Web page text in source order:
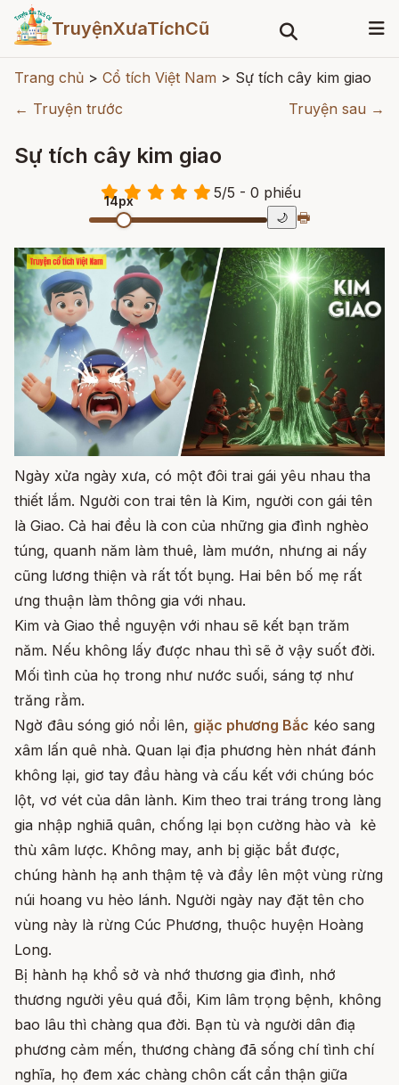
TruyệnXưaTíchCũ
Trang chủ > Cổ tích Việt Nam > Sự tích cây kim giao
← Truyện trước
Truyện sau →
Sự tích cây kim giao
5/5 - 0 phiếu
14px
🌙 🖶
Ngày xửa ngày xưa, có một đôi trai gái yêu nhau tha
thiết lắm. Người con trai tên là Kim, người con gái tên
là Giao. Cả hai đều là con của những gia đình nghèo
túng, quanh năm làm thuê, làm mướn, nhưng ai nấy
cũng lương thiện và rất tốt bụng. Hai bên bố mẹ rất
ưng thuận làm thông gia với nhau.
Kim và Giao thề nguyện với nhau sẽ kết bạn trăm
năm. Nếu không lấy được nhau thì sẽ ở vậy suốt đời.
Mối tình của họ trong như nước suối, sáng tợ như
trăng rằm.
Ngờ đâu sóng gió nổi lên, giặc phương Bắc kéo sang
xâm lấn quê nhà. Quan lại địa phương hèn nhát đánh
không lại, giơ tay đầu hàng và cấu kết với chúng bóc
lột, vơ vét của dân lành. Kim theo trai tráng trong làng
gia nhập nghiã quân, chống lại bọn cường hào và kẻ
thù xâm lược. Không may, anh bị giặc bắt được,
chúng hành hạ anh thậm tệ và đầy lên một vùng rừng
núi hoang vu hẻo lánh. Người ngày nay đặt tên cho
vùng này là rừng Cúc Phương, thuộc huyện Hoàng
Long.
Bị hành hạ khổ sở và nhớ thương gia đình, nhớ
thương người yêu quá đỗi, Kim lâm trọng bệnh, không
bao lâu thì chàng qua đời. Bạn tù và người dân điạ
phương cảm mến, thương chàng đã sống chí tình chí
nghĩa, họ đem xác chàng chôn cất cẩn thận giữa